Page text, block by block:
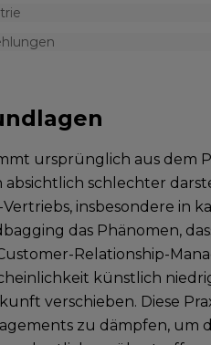
ursprünglich aus dem
absichtlich schlechter
insbesondere in
das Phänomen,
Relationship-
künstlich
verschieben. Diese
zu dämpfen, um